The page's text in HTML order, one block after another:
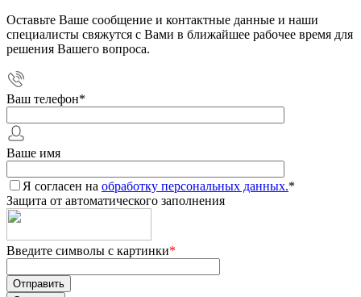
Оставьте Ваше сообщение и контактные данные и наши
специалисты свяжутся с Вами в ближайшее рабочее время для
решения Вашего вопроса.
Ваш телефон*
Ваше имя
Я согласен на обработку персональных данных.*
Защита от автоматического заполнения
Введите символы с картинки*